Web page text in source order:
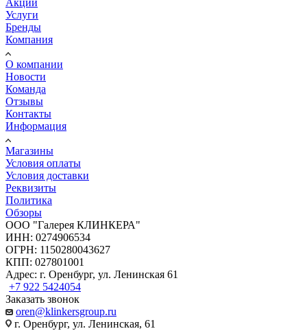
Акции
Услуги
Бренды
Компания
О компании
Новости
Команда
Отзывы
Контакты
Информация
Магазины
Условия оплаты
Условия доставки
Реквизиты
Политика
Обзоры
ООО "Галерея КЛИНКЕРА"
ИНН: 0274906534
ОГРН: 1150280043627
КПП: 027801001
Адрес: г. Оренбург, ул. Ленинская 61
+7 922 5424054
Заказать звонок
oren@klinkersgroup.ru
г. Оренбург, ул. Ленинская, 61